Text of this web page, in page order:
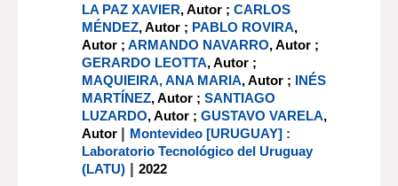
LA PAZ XAVIER, Autor ;CARLOS
MÉNDEZ, Autor ; PABLO ROVIRA,
Autor ;ARMANDO NAVARRO, Autor ;
GERARDO LEOTTA, Autor ;
MAQUIEIRA, ANA MARIA, Autor ; INÉS
MARTÍNEZ, Autor ;SANTIAGO
LUZARDO, Autor ;GUSTAVO VARELA,
Autor | Montevideo [URUGUAY] :
Laboratorio Tecnológico del Uruguay
(LATU) |2022